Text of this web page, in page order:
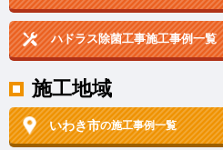
ハドラス除菌工事施工事例一覧
施工地域
いわき市の施工事例一覧